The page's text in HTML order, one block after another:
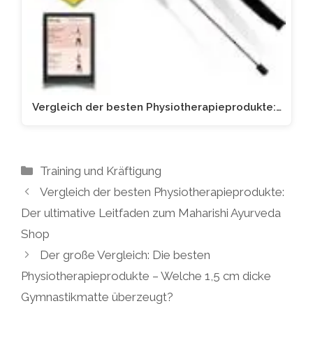
Vergleich der besten Physiotherapieprodukte:…
Kategorien
Training und Kräftigung
Vergleich der besten Physiotherapieprodukte:
Der ultimative Leitfaden zum Maharishi Ayurveda
Shop
Der große Vergleich: Die besten
Physiotherapieprodukte – Welche 1,5 cm dicke
Gymnastikmatte überzeugt?